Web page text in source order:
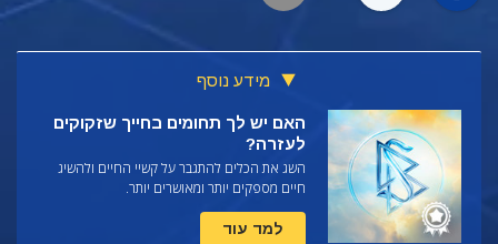
מידע נוסף
האם יש לך תחומים בחייך שזקוקים
לעזרה?
השג את הכלים להתגבר על קשיי החיים ולהשיג
חיים מספקים יותר ומאושרים יותר.
למד עוד